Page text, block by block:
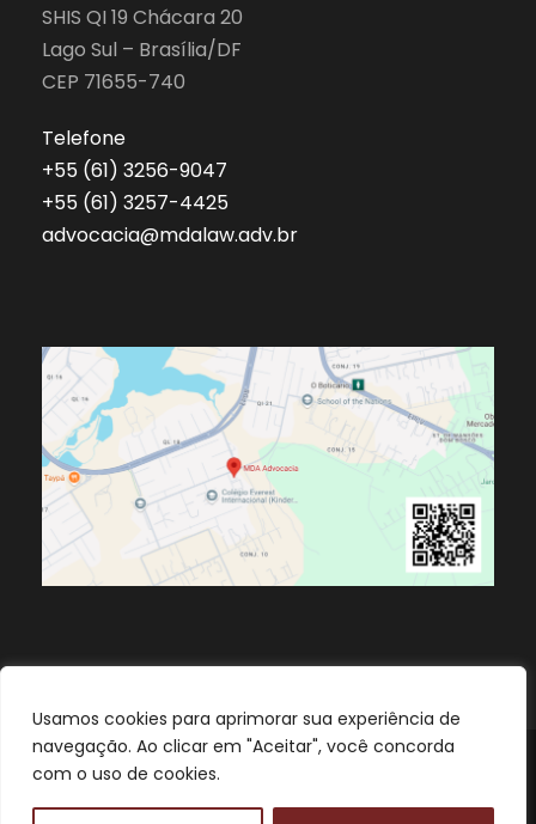
Usamos cookies para aprimorar sua experiência de
navegação. Ao clicar em "Aceitar", você concorda
com o uso de cookies.
SHIS QI 19 Chácara 20
Lago Sul – Brasília/DF
CEP 71655-740
Telefone
‎+55 (61) 3256-9047
‎+55 (61) 3257-4425
advocacia@mdalaw.adv.br